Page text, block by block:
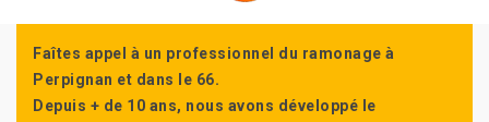
Faîtes appel à un professionnel du ramonage à
Perpignan et dans le 66.
Depuis + de 10 ans, nous avons développé le